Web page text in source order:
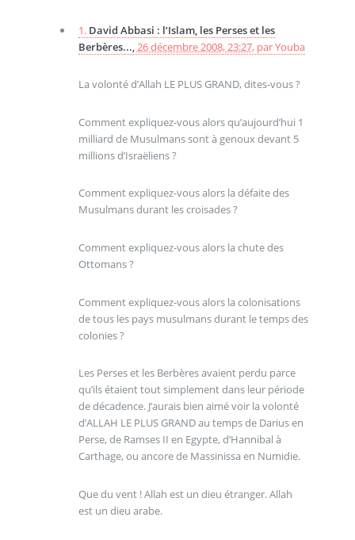
1. David Abbasi : l’Islam, les Perses et les
Berbères..., 26 décembre 2008, 23:27, parYouba
La volonté d’Allah LE PLUS GRAND, dites-vous ?
Comment expliquez-vous alors qu’aujourd’hui 1
milliard de Musulmans sont à genoux devant 5
millions d’Israëliens ?
Comment expliquez-vous alors la défaite des
Musulmans durant les croisades ?
Comment expliquez-vous alors la chute des
Ottomans ?
Comment expliquez-vous alors la colonisations
de tous les pays musulmans durant le temps des
colonies ?
Les Perses et les Berbères avaient perdu parce
qu’ils étaient tout simplement dans leur période
de décadence. J’aurais bien aimé voir la volonté
d’ALLAH LE PLUS GRAND au temps de Darius en
Perse, de Ramses II en Egypte, d’Hannibal à
Carthage, ou ancore de Massinissa en Numidie.
Que du vent ! Allah est un dieu étranger. Allah
est un dieu arabe.